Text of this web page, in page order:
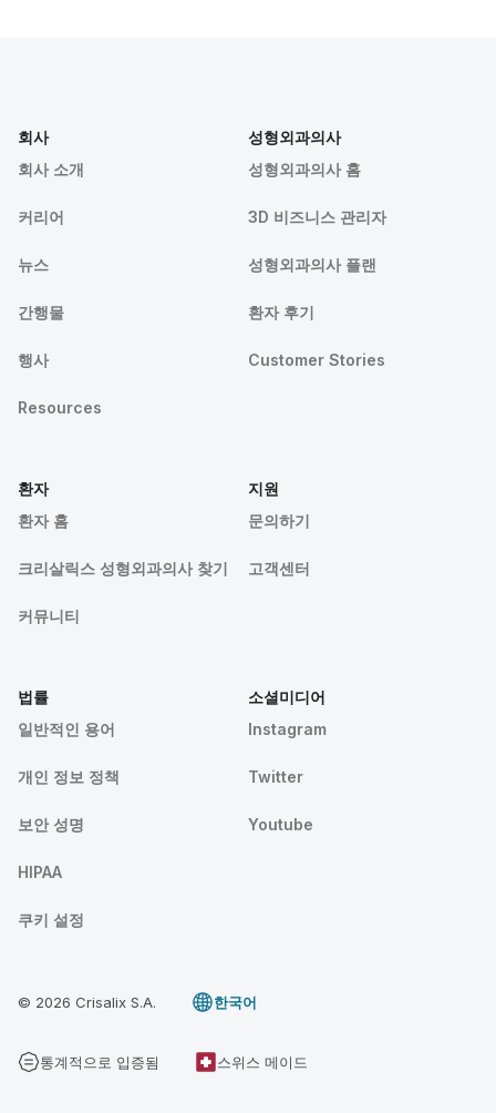
회사
회사 소개
커리어
뉴스
간행물
행사
Resources
성형외과의사
성형외과의사 홈
3D 비즈니스 관리자
성형외과의사 플랜
환자 후기
Customer Stories
환자
환자 홈
크리살릭스 성형외과의사 찾기
커뮤니티
지원
문의하기
고객센터
법률
일반적인 용어
개인 정보 정책
보안 성명
HIPAA
쿠키 설정
소셜미디어
Instagram
Twitter
Youtube
© 2026 Crisalix S.A. 한국어
통계적으로 입증됨 스위스 메이드